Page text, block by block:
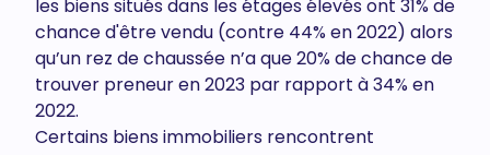
les biens situés dans les étages élevés ont 31% de
chance d'être vendu (contre 44% en 2022) alors
qu’un rez de chaussée n’a que 20% de chance de
trouver preneur en 2023 par rapport à 34% en
2022.
Certains biens immobiliers rencontrent